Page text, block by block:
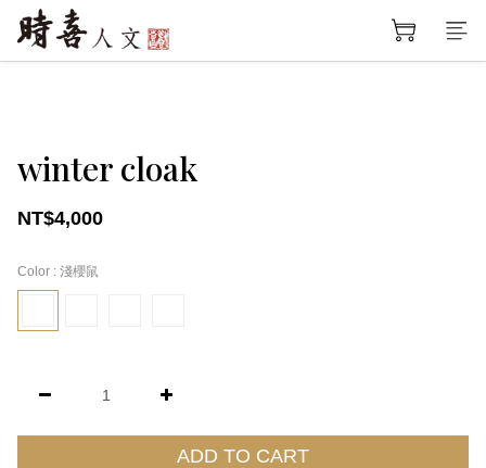
winter cloak
NT$4,000
Color : 淺櫻鼠
ADD TO CART